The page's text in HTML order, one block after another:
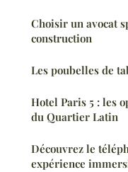
Choisir un avocat
construction
Les poubelles de
Hotel Paris 5 : les
du Quartier Latin
Découvrez le
expérience